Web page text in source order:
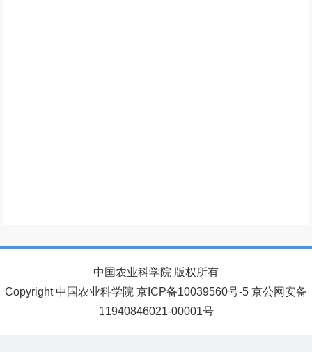
中国农业科学院 版权所有
Copyright 中国农业科学院 京ICP备10039560号-5 京公网安备
11940846021-00001号